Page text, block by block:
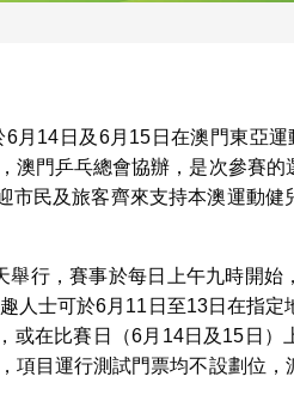
月14日及6月15日在澳門東亞運
澳門乒乓總會協辦，是次參賽的
市民及旅客齊來支持本澳運動健
行，賽事於每日上午九時開始
人士可於6月11日至13日在指定
或在比賽日（6月14日及15日）
項目運行測試門票均不設劃位，